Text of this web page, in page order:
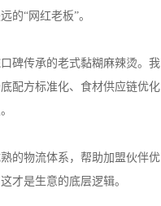
的“网红老板”。
碑传承的老式黏糊麻辣烫。我
配方标准化、食材供应链优化
的物流体系，帮助加盟伙伴优
才是生意的底层逻辑。